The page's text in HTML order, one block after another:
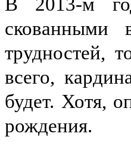
скованными
трудностей,
всего,
будет. Хотя,
рождения.